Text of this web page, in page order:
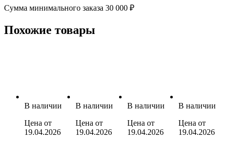
Сумма минимального заказа 30 000 ₽
Похожие товары
В наличии
Цена от
19.04.2026
В наличии
Цена от
19.04.2026
В наличии
Цена от
19.04.2026
В наличии
Цена от
19.04.2026